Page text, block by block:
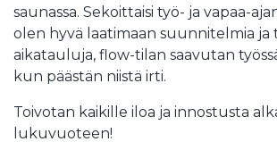
saunassa. Sekoittaisi työ- ja vapaa-
olen hyvä laatimaan suunnitelmia ja
aikatauluja, flow-tilan saavutan
kun päästän niistä irti.
Toivotan kaikille iloa ja innostusta
lukuvuoteen!